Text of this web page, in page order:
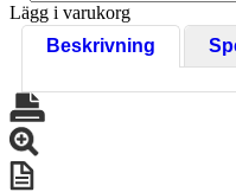
Lägg i varukorg
Beskrivning